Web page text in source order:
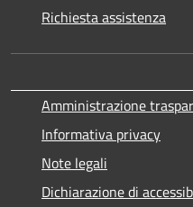
Richiesta assistenza
Amministrazione
Informativa privacy
Note legali
Dichiarazione di